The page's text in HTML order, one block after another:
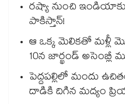
రష్యా నుంచి
పాకిస్తాన్!
ఆ ఒక్క మెలికతో మళ్లీ
10న జార్ఖండ్ అసెంబ్లీ
పెద్దపల్లిలో మందు
దాడికి దిగిన మద్యం